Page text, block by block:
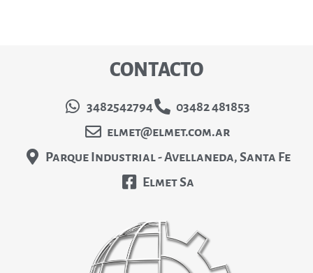
CONTACTO
3482542794
03482 481853
elmet@elmet.com.ar
Parque Industrial - Avellaneda, Santa Fe
Elmet Sa